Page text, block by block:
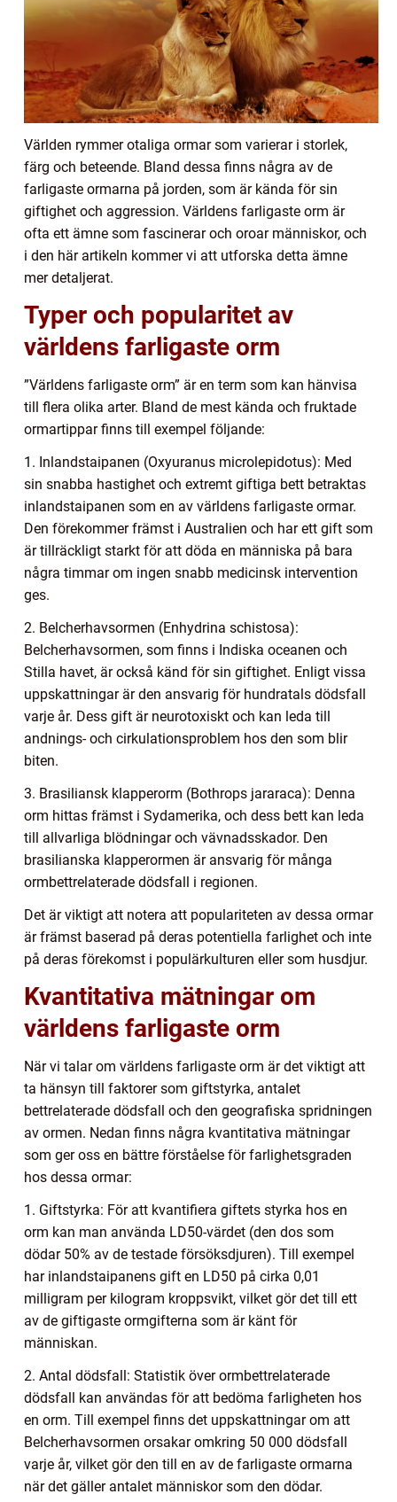
Världen rymmer otaliga ormar som varierar i storlek,
färg och beteende. Bland dessa finns några av de
farligaste ormarna på jorden, som är kända för sin
giftighet och aggression. Världens farligaste orm är
ofta ett ämne som fascinerar och oroar människor, och
i den här artikeln kommer vi att utforska detta ämne
mer detaljerat.
Typer och popularitet av
världens farligaste orm
”Världens farligaste orm” är en term som kan hänvisa
till flera olika arter. Bland de mest kända och fruktade
ormartippar finns till exempel följande:
1. Inlandstaipanen (Oxyuranus microlepidotus): Med
sin snabba hastighet och extremt giftiga bett betraktas
inlandstaipanen som en av världens farligaste ormar.
Den förekommer främst i Australien och har ett gift som
är tillräckligt starkt för att döda en människa på bara
några timmar om ingen snabb medicinsk intervention
ges.
2. Belcherhavsormen (Enhydrina schistosa):
Belcherhavsormen, som finns i Indiska oceanen och
Stilla havet, är också känd för sin giftighet. Enligt vissa
uppskattningar är den ansvarig för hundratals dödsfall
varje år. Dess gift är neurotoxiskt och kan leda till
andnings- och cirkulationsproblem hos den som blir
biten.
3. Brasiliansk klapperorm (Bothrops jararaca): Denna
orm hittas främst i Sydamerika, och dess bett kan leda
till allvarliga blödningar och vävnadsskador. Den
brasilianska klapperormen är ansvarig för många
ormbettrelaterade dödsfall i regionen.
Det är viktigt att notera att populariteten av dessa ormar
är främst baserad på deras potentiella farlighet och inte
på deras förekomst i populärkulturen eller som husdjur.
Kvantitativa mätningar om
världens farligaste orm
När vi talar om världens farligaste orm är det viktigt att
ta hänsyn till faktorer som giftstyrka, antalet
bettrelaterade dödsfall och den geografiska spridningen
av ormen. Nedan finns några kvantitativa mätningar
som ger oss en bättre förståelse för farlighetsgraden
hos dessa ormar:
1. Giftstyrka: För att kvantifiera giftets styrka hos en
orm kan man använda LD50-värdet (den dos som
dödar 50% av de testade försöksdjuren). Till exempel
har inlandstaipanens gift en LD50 på cirka 0,01
milligram per kilogram kroppsvikt, vilket gör det till ett
av de giftigaste ormgifterna som är känt för
människan.
2. Antal dödsfall: Statistik över ormbettrelaterade
dödsfall kan användas för att bedöma farligheten hos
en orm. Till exempel finns det uppskattningar om att
Belcherhavsormen orsakar omkring 50 000 dödsfall
varje år, vilket gör den till en av de farligaste ormarna
när det gäller antalet människor som den dödar.